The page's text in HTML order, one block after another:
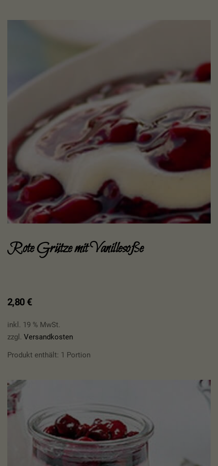
Rote Grütze mit Vanillesoße
2,80 €
inkl. 19 % MwSt.
zzgl. Versandkosten
Produkt enthält: 1 Portion